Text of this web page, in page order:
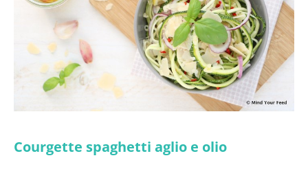
Courgette spaghetti aglio e olio